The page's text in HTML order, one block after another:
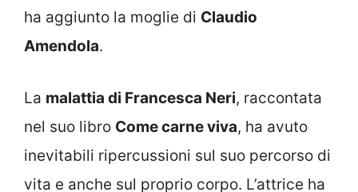
ha aggiunto la moglie di Claudio
Amendola.
La malattia di Francesca Neri, raccontata
nel suo libro Come carne viva, ha avuto
inevitabili ripercussioni sul suo percorso di
vita e anche sul proprio corpo. L’attrice ha